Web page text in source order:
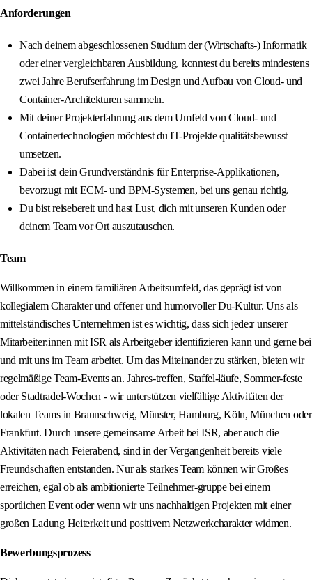
Anforderungen
Nach deinem abgeschlossenen Studium der (Wirtschafts-) Informatik
oder einer vergleichbaren Ausbildung, konntest du bereits mindestens
zwei Jahre Berufserfahrung im Design und Aufbau von Cloud- und
Container-Architekturen sammeln.
Mit deiner Projekterfahrung aus dem Umfeld von Cloud- und
Containertechnologien möchtest du IT-Projekte qualitätsbewusst
umsetzen.
Dabei ist dein Grundverständnis für Enterprise-Applikationen,
bevorzugt mit ECM- und BPM-Systemen, bei uns genau richtig.
Du bist reisebereit und hast Lust, dich mit unseren Kunden oder
deinem Team vor Ort auszutauschen.
Team
Willkommen in einem familiären Arbeitsumfeld, das geprägt ist von
kollegialem Charakter und offener und humorvoller Du-Kultur. Uns als
mittelständisches Unternehmen ist es wichtig, dass sich jede:r unserer
Mitarbeiter:innen mit ISR als Arbeitgeber identifizieren kann und gerne bei
und mit uns im Team arbeitet. Um das Miteinander zu stärken, bieten wir
regelmäßige Team-Events an. Jahres-treffen, Staffel-läufe, Sommer-feste
oder Stadtradel-Wochen - wir unterstützen vielfältige Aktivitäten der
lokalen Teams in Braunschweig, Münster, Hamburg, Köln, München oder
Frankfurt. Durch unsere gemeinsame Arbeit bei ISR, aber auch die
Aktivitäten nach Feierabend, sind in der Vergangenheit bereits viele
Freundschaften entstanden. Nur als starkes Team können wir Großes
erreichen, egal ob als ambitionierte Teilnehmer-gruppe bei einem
sportlichen Event oder wenn wir uns nachhaltigen Projekten mit einer
großen Ladung Heiterkeit und positivem Netzwerkcharakter widmen.
Bewerbungsprozess